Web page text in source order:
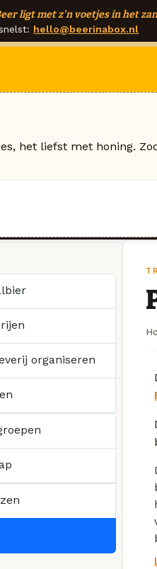
ligt met z'n voetjes in het
hello@beerinabox.nl
organiseren
het liefst met honing.